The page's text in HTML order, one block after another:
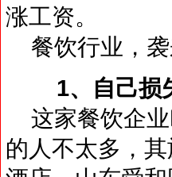
涨工资。
餐饮行业，袭
1、自己损
这家餐饮企业
的人不太多，